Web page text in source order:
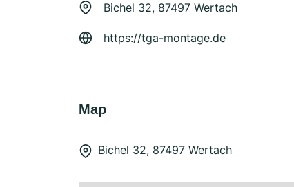
Bichel 32, 87497 Wertach
https://tga-montage.de
Map
Bichel 32, 87497 Wertach